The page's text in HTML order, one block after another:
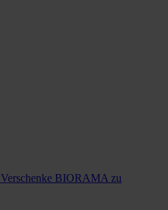
Verschenke BIORAMA zu